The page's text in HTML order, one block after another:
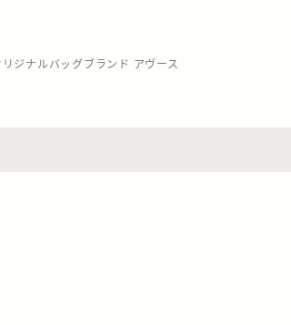
ジナルバッグブランド アヴース